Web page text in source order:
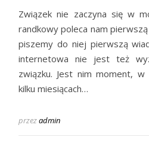
Związek nie zaczyna się w
randkowy poleca nam
piszemy do niej pierwszą
internetowa nie jest też
związku. Jest nim moment,
kilku miesiącach…
przezadmin